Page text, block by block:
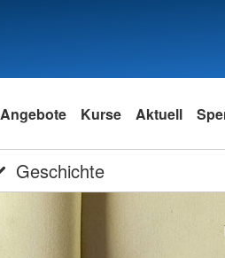
Angebote Kurse Aktuell
Geschichte